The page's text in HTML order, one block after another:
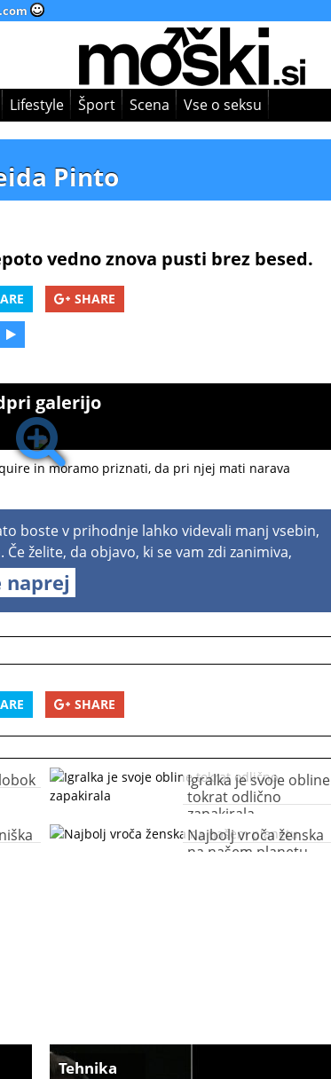
Lifestyle Šport Scena Vse o seksu
Pinto
vedno znova pusti brez besed.
SHARE
galerijo
in moramo priznati, da pri njej mati narava
boste v prihodnje lahko videvali manj vsebin,
želite, da objavo, ki se vam zdi zanimiva,
SHARE
Igralka je svoje obline
tokrat odlično
zapakirala
Najbolj vroča ženska
na našem planetu
Tehnika